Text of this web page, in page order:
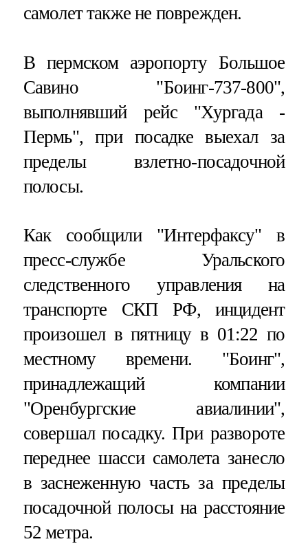
самолет также не поврежден.
В пермском аэропорту Большое
Савино "Боинг-737-800",
выполнявший рейс "Хургада -
Пермь", при посадке выехал за
пределы взлетно-посадочной
полосы.
Как сообщили "Интерфаксу" в
пресс-службе Уральского
следственного управления на
транспорте СКП РФ, инцидент
произошел в пятницу в 01:22 по
местному времени. "Боинг",
принадлежащий компании
"Оренбургские авиалинии",
совершал посадку. При развороте
переднее шасси самолета занесло
в заснеженную часть за пределы
посадочной полосы на расстояние
52 метра.